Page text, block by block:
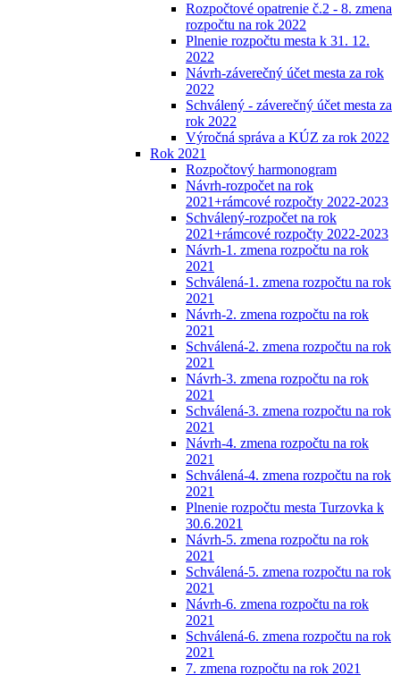
Rozpočtové opatrenie č.2 - 8. zmena
rozpočtu na rok 2022
Plnenie rozpočtu mesta k 31. 12.
2022
Návrh-záverečný účet mesta za rok
2022
Schválený - záverečný účet mesta za
rok 2022
Výročná správa a KÚZ za rok 2022
Rok 2021
Rozpočtový harmonogram
Návrh-rozpočet na rok
2021+rámcové rozpočty 2022-2023
Schválený-rozpočet na rok
2021+rámcové rozpočty 2022-2023
Návrh-1. zmena rozpočtu na rok
2021
Schválená-1. zmena rozpočtu na rok
2021
Návrh-2. zmena rozpočtu na rok
2021
Schválená-2. zmena rozpočtu na rok
2021
Návrh-3. zmena rozpočtu na rok
2021
Schválená-3. zmena rozpočtu na rok
2021
Návrh-4. zmena rozpočtu na rok
2021
Schválená-4. zmena rozpočtu na rok
2021
Plnenie rozpočtu mesta Turzovka k
30.6.2021
Návrh-5. zmena rozpočtu na rok
2021
Schválená-5. zmena rozpočtu na rok
2021
Návrh-6. zmena rozpočtu na rok
2021
Schválená-6. zmena rozpočtu na rok
2021
7. zmena rozpočtu na rok 2021